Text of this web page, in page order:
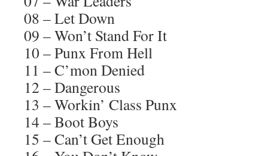
08 – Let Down
09 – Won’t Stand For It
10 – Punx From Hell
11 – C’mon Denied
12 – Dangerous
13 – Workin’ Class Punx
14 – Boot Boys
15 – Can’t Get Enough